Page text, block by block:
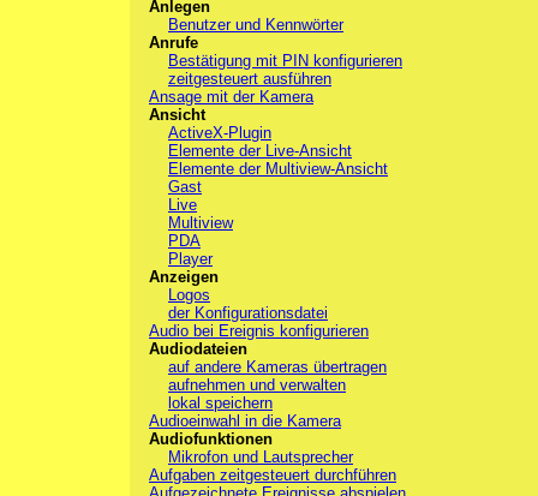
Anlegen
Benutzer und Kennwörter
Anrufe
Bestätigung mit PIN konfigurieren
zeitgesteuert ausführen
Ansage mit der Kamera
Ansicht
ActiveX-Plugin
Elemente der Live-Ansicht
Elemente der Multiview-Ansicht
Gast
Live
Multiview
PDA
Player
Anzeigen
Logos
der Konfigurationsdatei
Audio bei Ereignis konfigurieren
Audiodateien
auf andere Kameras übertragen
aufnehmen und verwalten
lokal speichern
Audioeinwahl in die Kamera
Audiofunktionen
Mikrofon und Lautsprecher
Aufgaben zeitgesteuert durchführen